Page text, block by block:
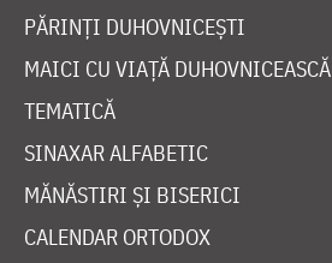
PĂRINȚI DUHOVNICEȘTI
MAICI CU VIAȚĂ DUHOVNICEASCĂ
TEMATICĂ
SINAXAR ALFABETIC
MĂNĂSTIRI ȘI BISERICI
CALENDAR ORTODOX